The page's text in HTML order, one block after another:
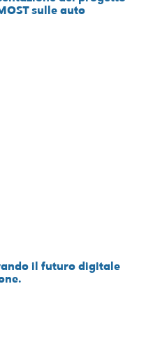
sulle auto
il futuro digitale